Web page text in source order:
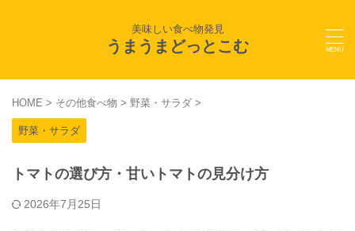
美味しい食べ物発見
うまうまどっとこむ
HOME > その他食べ物 > 野菜・サラダ >
野菜・サラダ
トマトの選び方・甘いトマトの見分け方
2026年7月25日